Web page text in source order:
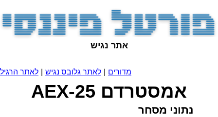
אתר נגיש
לאתר הרגיל לאתר גלובס נגיש מדורים
אמסטרדם AEX-25
נתוני מסחר